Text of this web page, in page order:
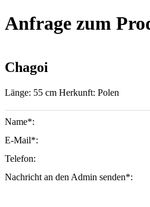
Anfrage zum
Chagoi
Länge: 55 cm Herkunft: Polen
Name*:
E-Mail*:
Telefon:
Nachricht an den Admin senden*: